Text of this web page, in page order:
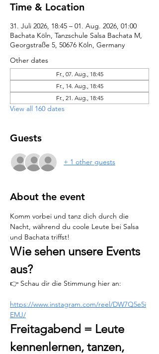
Time & Location
31. Juli 2026, 18:45 – 01. Aug. 2026, 01:00
Bachata Köln, Tanzschule Salsa Bachata M,
Georgstraße 5, 50676 Köln, Germany
Other dates
Fr., 07. Aug., 18:45
Fr., 14. Aug., 18:45
Fr., 21. Aug., 18:45
View all 160 dates
Guests
+ 1 other guests
About the event
Komm vorbei und tanz dich durch die
Nacht, während du coole Leute bei Salsa
und Bachata triffst!
Wie sehen unsere Events
aus?
👉 Schau dir die Stimmung hier an:
https://www.instagram.com/reel/DW7Q5e5i
EMJ/
Freitagabend = Leute
kennenlernen, tanzen,